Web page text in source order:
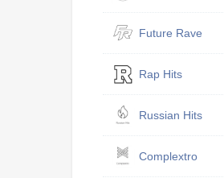
Future Rave
Rap Hits
Russian Hits
Complextro